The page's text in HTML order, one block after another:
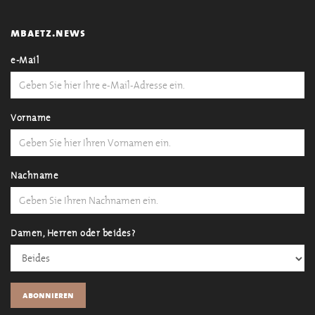
mbaetz.news
e-Mail
Vorname
Nachname
Damen, Herren oder beides?